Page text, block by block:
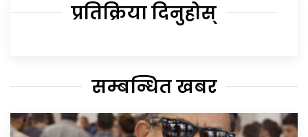
प्रतिक्रिया दिनुहोस्
सम्बन्धित खबर